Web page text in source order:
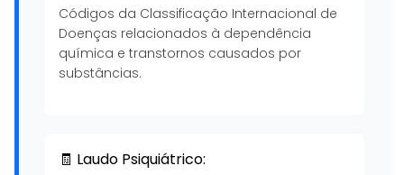
Códigos da Classificação Internacional de
Doenças relacionados à dependência
química e transtornos causados por
substâncias.
🧾 Laudo Psiquiátrico: